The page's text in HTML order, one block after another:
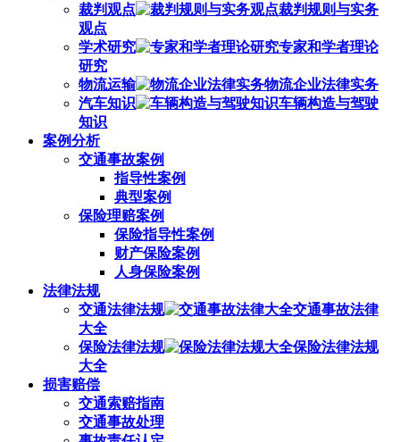
裁判观点
裁判规则与实务
观点
学术研究
专家和学者理论
研究
物流运输
物流企业法律实务
汽车知识
车辆构造与驾驶
知识
案例分析
交通事故案例
指导性案例
典型案例
保险理赔案例
保险指导性案例
财产保险案例
人身保险案例
法律法规
交通法律法规
交通事故法律
大全
保险法律法规
保险法律法规
大全
损害赔偿
交通索赔指南
交通事故处理